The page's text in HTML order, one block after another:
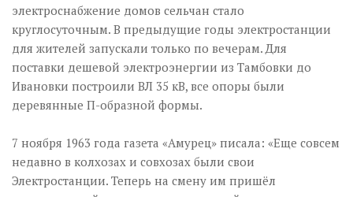
электроснабжение домов сельчан стало
круглосуточным. В предыдущие годы электростанции
для жителей запускали только по вечерам. Для
поставки дешевой электроэнергии из Тамбовки до
Ивановки построили ВЛ 35 кВ, все опоры были
деревянные П-образной формы.
7 ноября 1963 года газета «Амурец» писала: «Еще совсем
недавно в колхозах и совхозах были свои
Электростанции. Теперь на смену им пришёл